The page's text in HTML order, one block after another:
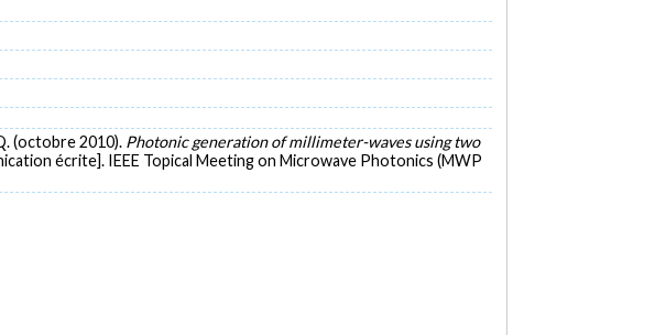
(octobre 2010). Photonic generation of millimeter-waves using two
écrite]. IEEE Topical Meeting on Microwave Photonics (MWP